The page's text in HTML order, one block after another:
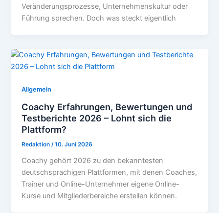
Veränderungsprozesse, Unternehmenskultur oder
Führung sprechen. Doch was steckt eigentlich
Allgemein
Coachy Erfahrungen, Bewertungen und
Testberichte 2026 – Lohnt sich die
Plattform?
Redaktion/10. Juni 2026
Coachy gehört 2026 zu den bekanntesten
deutschsprachigen Plattformen, mit denen Coaches,
Trainer und Online-Unternehmer eigene Online-
Kurse und Mitgliederbereiche erstellen können.